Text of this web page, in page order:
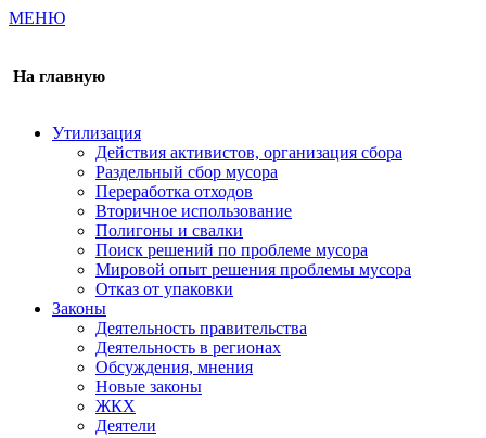
МЕНЮ
На главную
Утилизация
Действия активистов, организация сбора
Раздельный сбор мусора
Переработка отходов
Вторичное использование
Полигоны и свалки
Поиск решений по проблеме мусора
Мировой опыт решения проблемы мусора
Отказ от упаковки
Законы
Деятельность правительства
Деятельность в регионах
Обсуждения, мнения
Новые законы
ЖКХ
Деятели